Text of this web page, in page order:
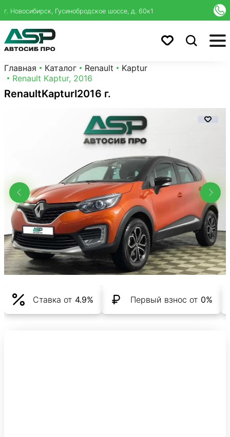
г. Новосибирск, Гусинобродское шоссе, д. 60к1
Главная Каталог Renault
Kaptur
Renault Kaptur, 2016
RenaultKapturI2016 г.
Ставка от 4.9% Первый взнос от 0%